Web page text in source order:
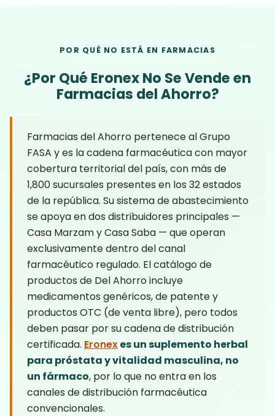
POR QUÉ NO ESTÁ EN FARMACIAS
¿Por Qué Eronex No Se Vende en
Farmacias del Ahorro?
Farmacias del Ahorro pertenece al Grupo
FASA y es la cadena farmacéutica con mayor
cobertura territorial del país, con más de
1,800 sucursales presentes en los 32 estados
de la república. Su sistema de abastecimiento
se apoya en dos distribuidores principales —
Casa Marzam y Casa Saba — que operan
exclusivamente dentro del canal
farmacéutico regulado. El catálogo de
productos de Del Ahorro incluye
medicamentos genéricos, de patente y
productos OTC (de venta libre), pero todos
deben pasar por su cadena de distribución
certificada. Eronexes un suplemento herbal
para próstata y vitalidad masculina, no
un fármaco, por lo que no entra en los
canales de distribución farmacéutica
convencionales.